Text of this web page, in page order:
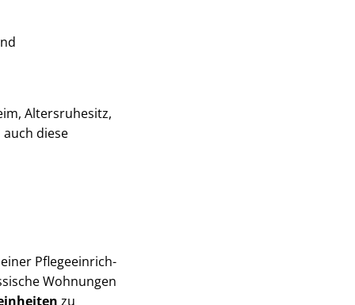
Altersruhesitz,
diese
Pfle­ge­ein­rich­
Wohnungen
zu